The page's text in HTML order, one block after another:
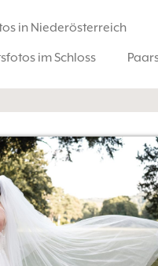
in Niederösterreich
im Schloss